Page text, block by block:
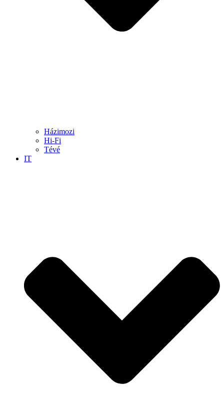
Házimozi
Hi-Fi
Tévé
IT